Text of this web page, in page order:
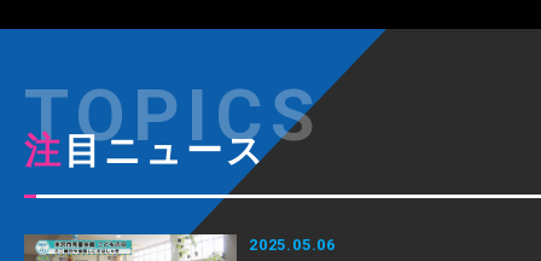
注目ニュース
2025.05.06